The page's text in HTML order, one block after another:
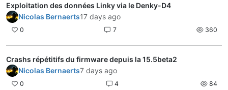
Exploitation des données Linky via le Denky-D4
Nicolas Bernaerts17 days ago
0 7 360
Crashs répétitifs du firmware depuis la 15.5beta2
Nicolas Bernaerts7 days ago
0 4 84